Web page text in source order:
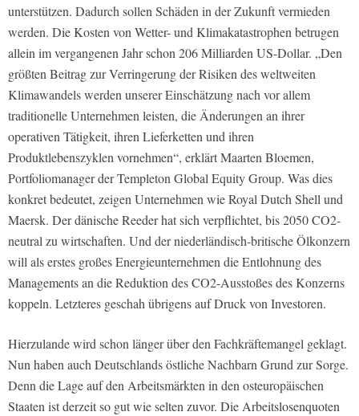
unterstützen. Dadurch sollen Schäden in der Zukunft vermieden
werden. Die Kosten von Wetter- und Klimakatastrophen betrugen
allein im vergangenen Jahr schon 206 Milliarden US-Dollar. „Den
größten Beitrag zur Verringerung der Risiken des weltweiten
Klimawandels werden unserer Einschätzung nach vor allem
traditionelle Unternehmen leisten, die Änderungen an ihrer
operativen Tätigkeit, ihren Lieferketten und ihren
Produktlebenszyklen vornehmen“, erklärt Maarten Bloemen,
Portfoliomanager der Templeton Global Equity Group. Was dies
konkret bedeutet, zeigen Unternehmen wie Royal Dutch Shell und
Maersk. Der dänische Reeder hat sich verpflichtet, bis 2050 CO2-
neutral zu wirtschaften. Und der niederländisch-britische Ölkonzern
will als erstes großes Energieunternehmen die Entlohnung des
Managements an die Reduktion des CO2-Ausstoßes des Konzerns
koppeln. Letzteres geschah übrigens auf Druck von Investoren.
Hierzulande wird schon länger über den Fachkräftemangel geklagt.
Nun haben auch Deutschlands östliche Nachbarn Grund zur Sorge.
Denn die Lage auf den Arbeitsmärkten in den osteuropäischen
Staaten ist derzeit so gut wie selten zuvor. Die Arbeitslosenquoten